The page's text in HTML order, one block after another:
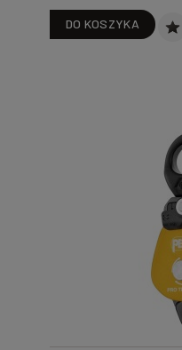
DO KOSZYKA